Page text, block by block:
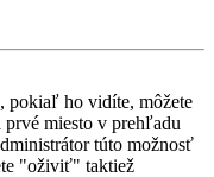
ho vidíte, môžete
miesto v prehľadu
túto možnosť
"oživiť" taktiež